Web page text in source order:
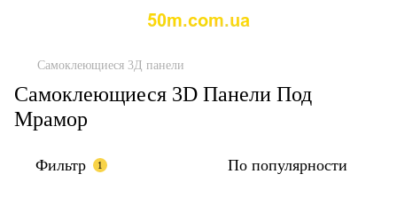
Самоклеющиеся 3Д панели
Самоклеющиеся 3D Панели Под
Мрамор
Фильтр 1 По популярности